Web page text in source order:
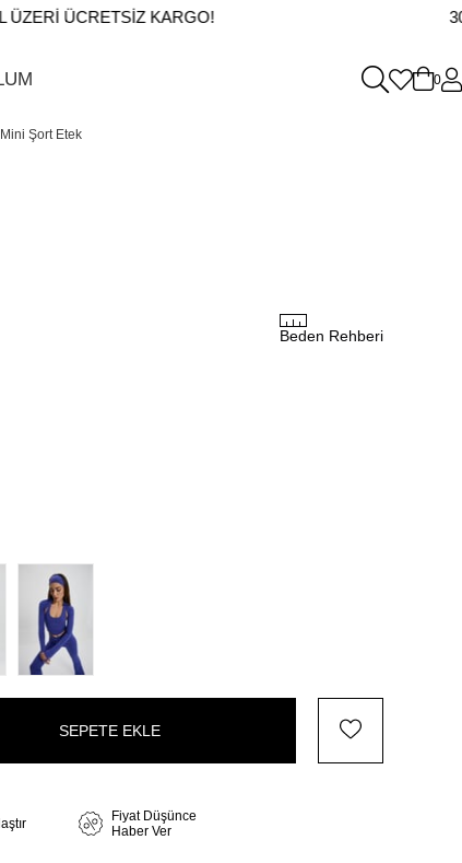
ÜCRETSIZ KARGO!
0
Şort Etek
Beden Rehberi
Fiyat Düşünce
Haber Ver